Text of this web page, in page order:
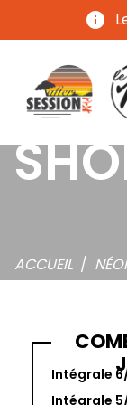
info
ACCUEIL
Intégrale
Intégrale